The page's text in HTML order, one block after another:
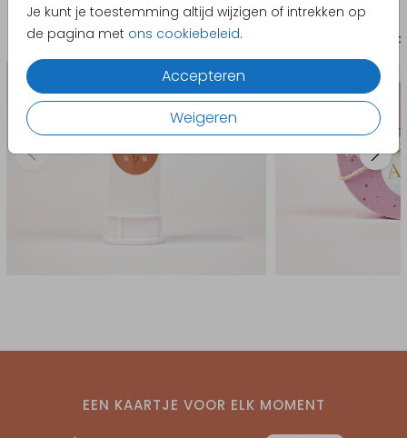
Je kunt je toestemming altijd wijzigen of intrekken op
de pagina met ons cookiebeleid.
Accepteren
Weigeren
Sticker
EEN KAARTJE VOOR ELK MOMENT